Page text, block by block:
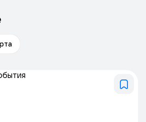
сцена, где можно послушать
джаз.